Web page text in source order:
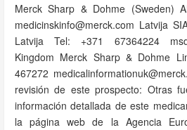
Merck Sharp & Dohme (Sweden)
medicinskinfo@merck.com Latvija
Latvija Tel: +371 67364224
Kingdom Merck Sharp & Dohme
467272
revisión de este prospecto: Otras
información detallada de este
la página web de la Agencia